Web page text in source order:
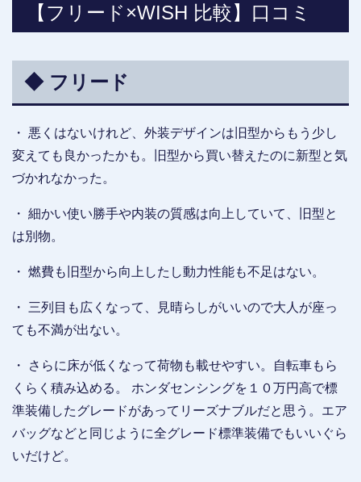
【フリード×WISH 比較】口コミ
◆ フリード
・ 悪くはないけれど、外装デザインは旧型からもう少し
変えても良かったかも。旧型から買い替えたのに新型と気
づかれなかった。
・ 細かい使い勝手や内装の質感は向上していて、旧型と
は別物。
・ 燃費も旧型から向上したし動力性能も不足はない。
・ 三列目も広くなって、見晴らしがいいので大人が座っ
ても不満が出ない。
・ さらに床が低くなって荷物も載せやすい。自転車もら
くらく積み込める。 ホンダセンシングを１０万円高で標
準装備したグレードがあってリーズナブルだと思う。エア
バッグなどと同じように全グレード標準装備でもいいぐら
いだけど。